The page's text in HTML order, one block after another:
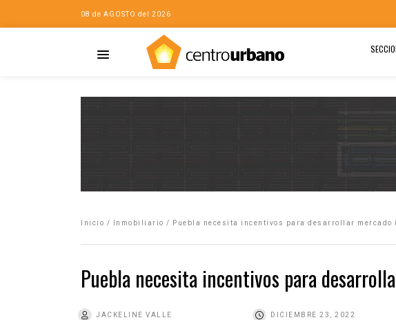
08 de AGOSTO del 2026
Inicio / Inmobiliario / Puebla necesita incentivos para desarrollar mercado
Puebla necesita incentivos para
JACKELINE VALLE DICIEMBRE 23, 2022